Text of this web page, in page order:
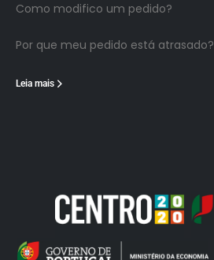
Como modifico um pedido?
Por que meu pedido está atrasado?
Leia mais